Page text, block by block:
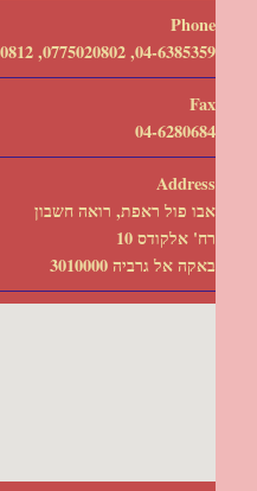
Phone
04-6385359, 0775020802, 0775020812
Fax
04-6280684
Address
אבו פול ראפת, רואה חשבון
רח' אלקודס 10
באקה אל גרביה 3010000